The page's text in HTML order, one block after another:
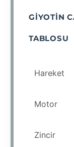
GIYOTIN
TABLOSU
Hareket
Motor
Zincir